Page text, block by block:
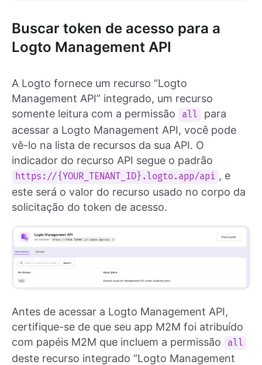
Buscar token de acesso para a
Logto Management API
A Logto fornece um recurso “Logto
Management API” integrado, um recurso
somente leitura com a permissão
all
para
acessar a Logto Management API, você pode
vê-lo na lista de recursos da sua API. O
indicador do recurso API segue o padrão
https://{YOUR_TENANT_ID}.logto.app/api , e
este será o valor do recurso usado no corpo da
solicitação do token de acesso.
Antes de acessar a Logto Management API,
certifique-se de que seu app M2M foi atribuído
com papéis M2M que incluem a permissão
all
deste recurso integrado “Logto Management